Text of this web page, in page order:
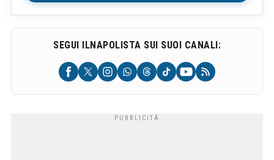
SEGUI ILNAPOLISTA SUI SUOI CANALI: